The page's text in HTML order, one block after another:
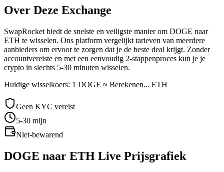
Over Deze Exchange
SwapRocket biedt de snelste en veiligste manier om DOGE naar
ETH te wisselen. Ons platform vergelijkt tarieven van meerdere
aanbieders om ervoor te zorgen dat je de beste deal krijgt. Zonder
accountvereiste en met een eenvoudig 2-stappenproces kun je je
crypto in slechts 5-30 minuten wisselen.
Huidige wisselkoers: 1 DOGE ≈ Berekenen... ETH
Geen KYC vereist
5-30 mijn
Niet-bewarend
DOGE naar ETH Live Prijsgrafiek